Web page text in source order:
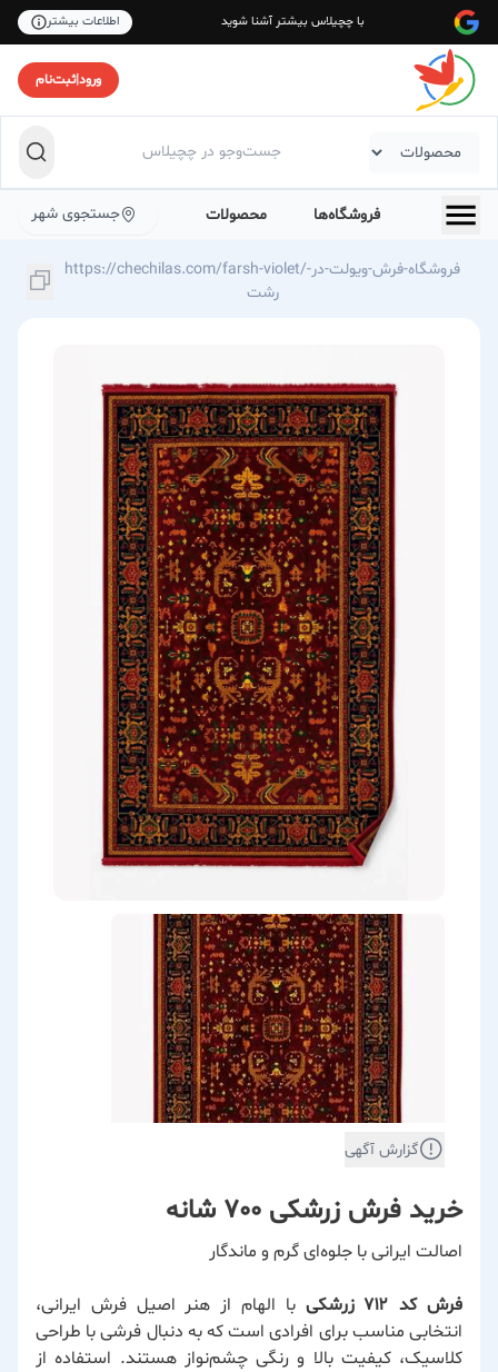
با چچیلاس بیشتر آشنا شوید اطلاعات بیشتر
ورود|ثبت‌نام
فروشگاه‌ها محصولات جستجوی شهر
https://chechilas.com/farsh-violet/فروشگاه-فرش-ویولت-در-
رشت
گزارش آگهی
خرید فرش زرشکی 700 شانه
اصالت ایرانی با جلوه‌ای گرم و ماندگار
فرش کد ۷۱۲ زرشکی با الهام از هنر اصیل فرش ایرانی،
انتخابی مناسب برای افرادی است که به دنبال فرشی با طراحی
کلاسیک، کیفیت بالا و رنگی چشم‌نواز هستند. استفاده از